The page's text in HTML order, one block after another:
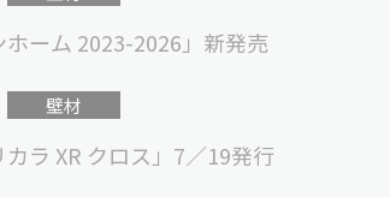
ーム 2023-2026」新発売
壁材
ラ XR クロス」7／19発行